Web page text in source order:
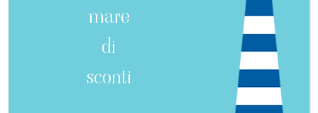
mare
di
sconti